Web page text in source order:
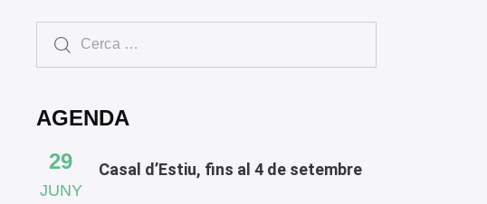
AGENDA
29
JUNY
Casal d’Estiu, fins al 4 de setembre